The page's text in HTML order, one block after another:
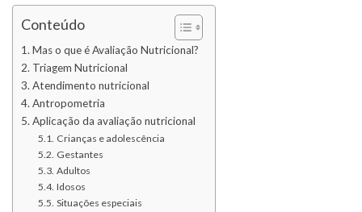
Conteúdo
Mas o que é Avaliação Nutricional?
Triagem Nutricional
Atendimento nutricional
Antropometria
Aplicação da avaliação nutricional
Crianças e adolescência
Gestantes
Adultos
Idosos
Situações especiais